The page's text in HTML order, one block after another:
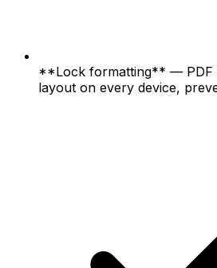
**Lock formatting** — PDF
layout on every device,